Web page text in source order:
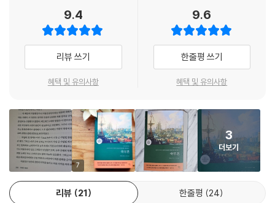
해제 이종인
애덤 스미스 연보
인은 물론 사회와 국가의 경제활동이 어떻게 이루어지는지 상세히 관찰하
고, 그 안에서 자본이 어떻게 축적되고 투자되는지, 그리고 그 결과 국부가
어떻게 생성되는지를 명확하게 설명했다.
그렇다면 250년이 지난 지금도 고전 중의 고전으로서, 수많은 석학과 사
무엇일까? 아이작 뉴턴은 1686년에 『프린키피아』를 통해 엄밀한 수학적
방법론을 사용해 자연계에 존재하는 운동을 수식으로 완벽히 기술함으로
써 근대 과학의 시작을 알렸다. 마찬가지로, 이 책은 인간 사회의 경제적 행
위와 현상을 가능하게 하는 시스템의 본질과 원리를 개인 및 국가(와 국가
간) 차원까지 확대하여, 한 사람의 ‘뇌피셜’이 아니라 누구나 차분히 읽으
면 이해가 되도록 체계적으로 기술했다. 그의 설명과 해석은 (약간의 보완
만 거친다면) 지금도 여전히 잘 들어맞을 만큼 정확하다. 후대의 경제학자
9.4
리뷰 쓰기
혜택 및 유의사항
9.6
한줄평 쓰기
혜택 및 유의사항
7
3
더보기
리뷰 21 한줄평 24